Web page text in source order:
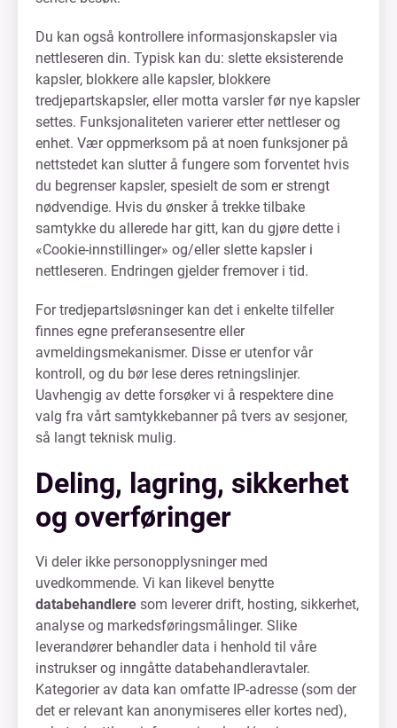
Du kan også kontrollere informasjonskapsler via
nettleseren din. Typisk kan du: slette eksisterende
kapsler, blokkere alle kapsler, blokkere
tredjepartskapsler, eller motta varsler før nye kapsler
settes. Funksjonaliteten varierer etter nettleser og
enhet. Vær oppmerksom på at noen funksjoner på
nettstedet kan slutter å fungere som forventet hvis
du begrenser kapsler, spesielt de som er strengt
nødvendige. Hvis du ønsker å trekke tilbake
samtykke du allerede har gitt, kan du gjøre dette i
«Cookie-innstillinger» og/eller slette kapsler i
nettleseren. Endringen gjelder fremover i tid.
For tredjepartsløsninger kan det i enkelte tilfeller
finnes egne preferansesentre eller
avmeldingsmekanismer. Disse er utenfor vår
kontroll, og du bør lese deres retningslinjer.
Uavhengig av dette forsøker vi å respektere dine
valg fra vårt samtykkebanner på tvers av sesjoner,
så langt teknisk mulig.
Deling, lagring, sikkerhet
og overføringer
Vi deler ikke personopplysninger med
uvedkommende. Vi kan likevel benytte
databehandlere som leverer drift, hosting, sikkerhet,
analyse og markedsføringsmålinger. Slike
leverandører behandler data i henhold til våre
instrukser og inngåtte databehandleravtaler.
Kategorier av data kan omfatte IP-adresse (som der
det er relevant kan anonymiseres eller kortes ned),